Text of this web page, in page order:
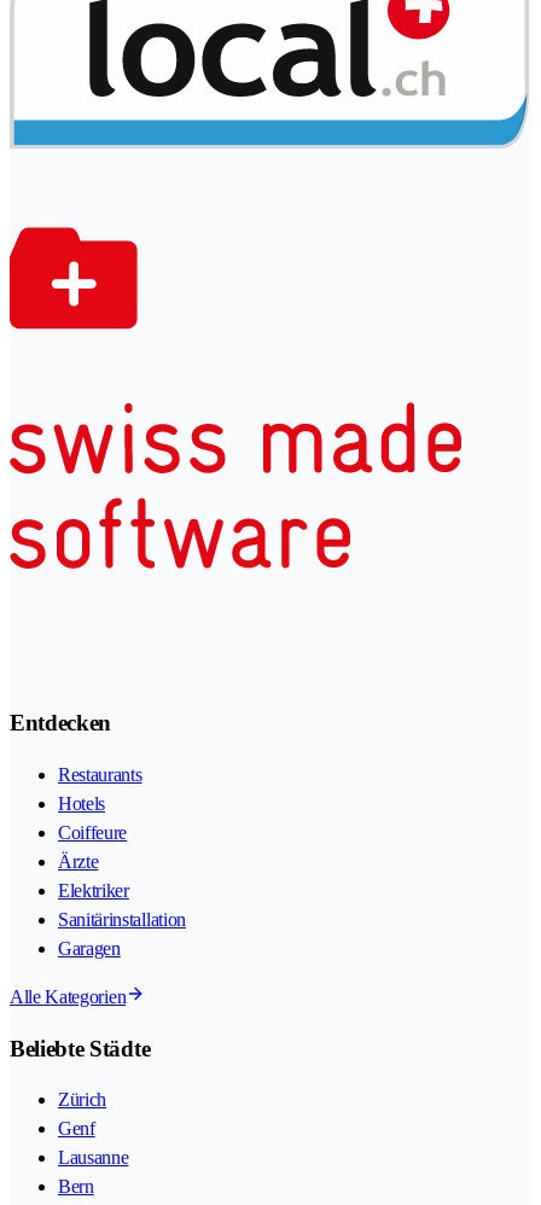
Entdecken
Restaurants
Hotels
Coiffeure
Ärzte
Elektriker
Sanitärinstallation
Garagen
Alle Kategorien
Beliebte Städte
Zürich
Genf
Lausanne
Bern